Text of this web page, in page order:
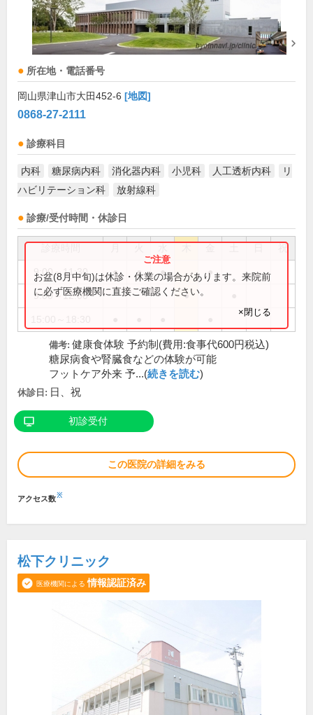
所在地・電話番号
岡山県津山市大田452-6 [地図]
0868-27-2111
診療科目
内科 糖尿病内科 消化器内科 小児科 人工透析内科
リ
ハビリテーション科
放射線科
診療/受付時間・休診日
祝
9:00～11:30 ● ● ● ●
9:00～12:00 ●
お盆(8月中旬)は休診・休業の場合があります。来院前
に必ず医療機関に直接ご確認ください。
×閉じる
備考: 健康食体験 予約制(費用:食事代600円税込)
糖尿病食や腎臓食などの体験が可能
フットケア外来 予...(続きを読む)
休診日: 日、祝
初診受付
この医院の詳細をみる
アクセス数※
松下クリニック
医療機関による 情報認証済み